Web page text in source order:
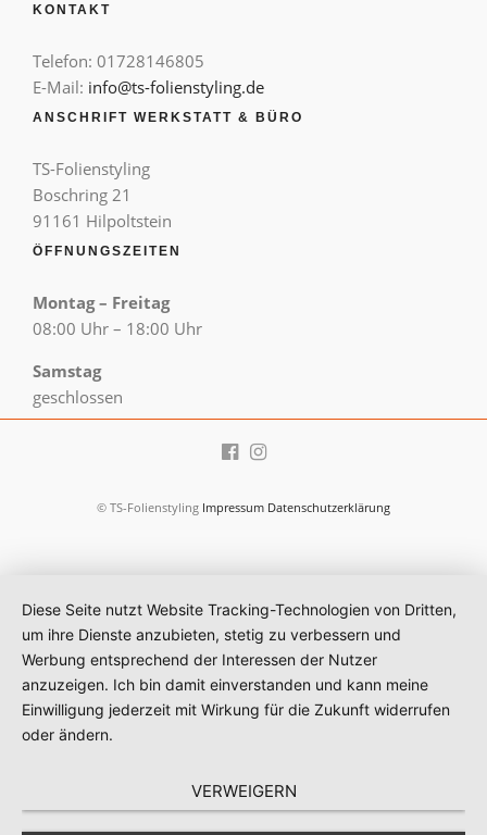
KONTAKT
Telefon: 01728146805
E-Mail: info@ts-folienstyling.de
ANSCHRIFT WERKSTATT & BÜRO
TS-Folienstyling
Boschring 21
91161 Hilpoltstein
ÖFFNUNGSZEITEN
Montag – Freitag
08:00 Uhr – 18:00 Uhr
Samstag
geschlossen
© TS-Folienstyling Impressum Datenschutzerklärung
Diese Seite nutzt Website Tracking-Technologien von Dritten,
um ihre Dienste anzubieten, stetig zu verbessern und
Werbung entsprechend der Interessen der Nutzer
anzuzeigen. Ich bin damit einverstanden und kann meine
Einwilligung jederzeit mit Wirkung für die Zukunft widerrufen
oder ändern.
VERWEIGERN